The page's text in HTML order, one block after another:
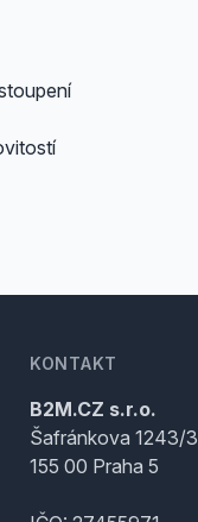
KONTAKT
B2M.CZ s.r.o.
Šafránkova 1243/3
155 00 Praha 5